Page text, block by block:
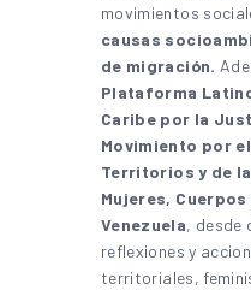
movimientos
causas
de migración.
Plataforma
Caribe por la
Movimiento por
Territorios y de
Mujeres,
Venezuela, desde
reflexiones y
territoriales,